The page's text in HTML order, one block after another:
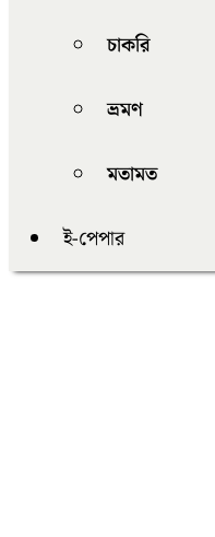
চাকরি
ভ্রমণ
মতামত
ই-পেপার